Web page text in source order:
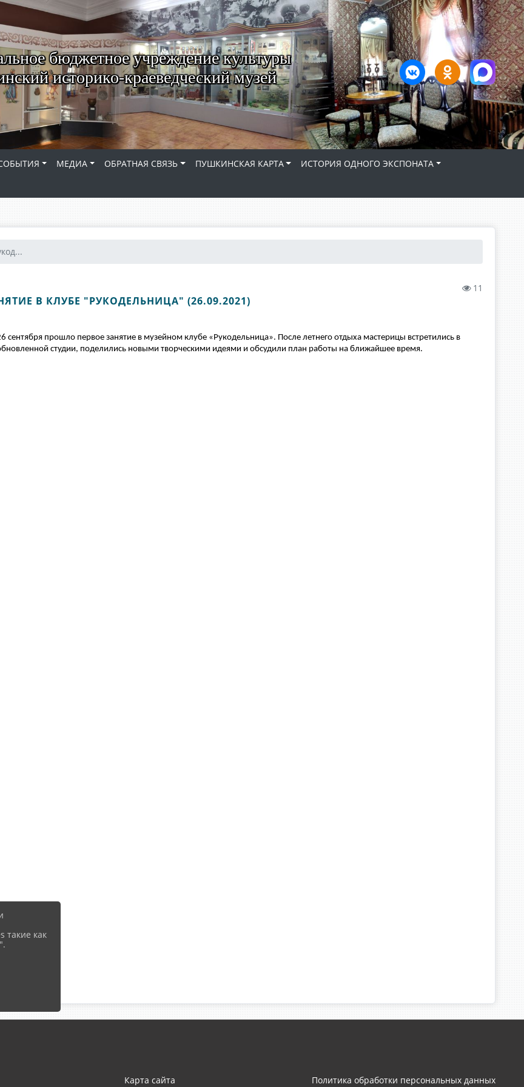
бюджетное учреждение культуры
историко-краеведческий музей
МЕДИА ОБРАТНАЯ СВЯЗЬ ПУШКИНСКАЯ КАРТА
ИСТОРИЯ ОДНОГО ЭКСПОНАТА
11
В КЛУБЕ "РУКОДЕЛЬНИЦА" (26.09.2021)
сентября прошло первое занятие в музейном клубе «Рукодельница». После летнего отдыха мастерицы встретились в
студии, поделились новыми творческими идеями и обсудили план работы на ближайшее время.
Карта сайта Политика обработки персональных данных
такие как